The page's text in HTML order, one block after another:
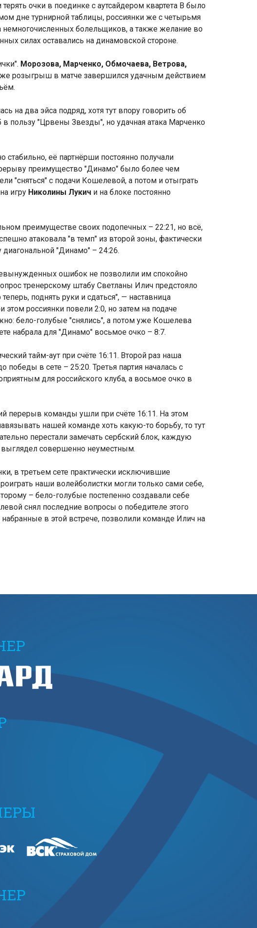
очки в поединке с аутсайдером квартета В было
дне турнирной таблицы, россиянки же с четырьмя
болельщиков, а также желание во
силах оставались на динамовской стороне.
Морозова, Марченко, Обмочаева, Ветрова,
розыгрыш в матче завершился удачным действием
на два эйса подряд, хотя тут впору говорить об
в пользу "Црвены Звезды", но удачная атака Марченко
стабильно, её партнёрши постоянно получали
преимущество "Динамо" было более чем
"сняться" с подачи Кошелевой, а потом и отыграть
игру Николины Лукич и на блоке постоянно
преимуществе своих подопечных – 22:21, но всё,
атаковала "в темп" из второй зоны, фактически
"Динамо" – 24:26.
ошибок не позволили им спокойно
тренерскому штабу Светланы Илич предстояло
поднять руки и сдаться", — наставница
россиянки повели 2:0, но затем на подаче
бело-голубые "снялись", а потом уже Кошелева
набрала для "Динамо" восьмое очко – 8:7.
тайм-аут при счёте 16:11. Второй раз наша
в сете – 25:20. Третья партия началась с
для российского клуба, а восьмое очко в
перерыв команды ушли при счёте 16:11. На этом
нашей команде хоть какую-то борьбу, то тут
перестали замечать сербский блок, каждую
выглядел совершенно неуместным.
в третьем сете практически исключившие
наши волейболистки могли только сами себе,
– бело-голубые постепенно создавали себе
снял последние вопросы о победителе этого
в этой встрече, позволили команде Илич на